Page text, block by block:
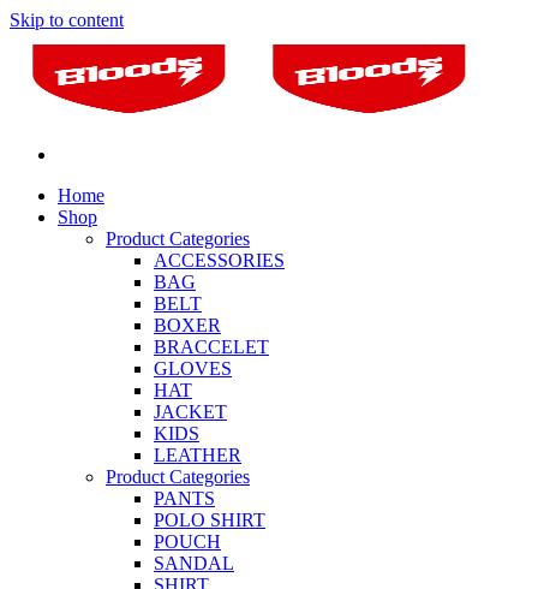
Skip to content
Home
Shop
Product Categories
ACCESSORIES
BAG
BELT
BOXER
BRACCELET
GLOVES
HAT
JACKET
KIDS
LEATHER
Product Categories
PANTS
POLO SHIRT
POUCH
SANDAL
SHIRT